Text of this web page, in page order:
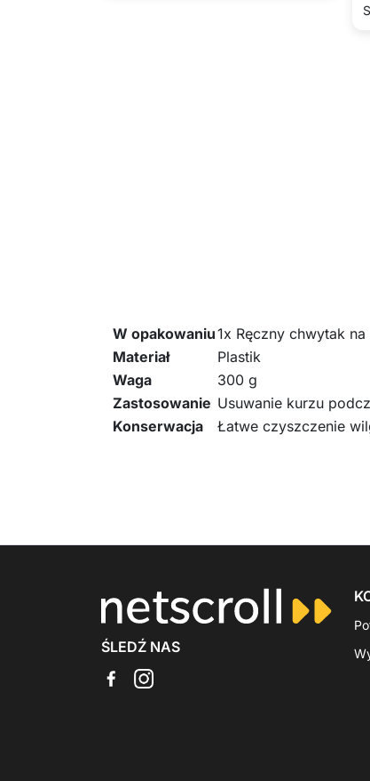
W opakowaniu1x Ręczny chwytak na
Materiał
Plastik
Waga
300 g
Zastosowanie Usuwanie kurzu
Konserwacja
Łatwe czyszczenie
ŚLEDŹ NAS